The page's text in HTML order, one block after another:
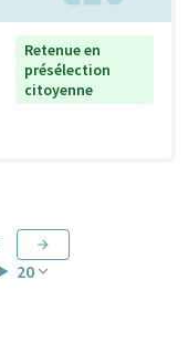
Retenue en
présélection
citoyenne
20